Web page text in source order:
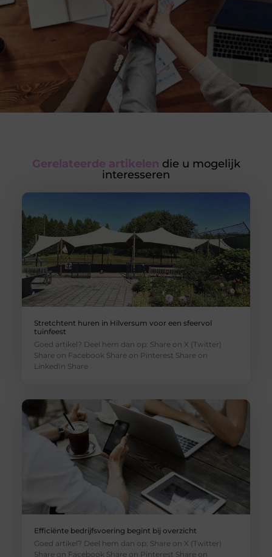
Gerelateerde artikelen die u mogelijk
interesseren
Stretchtent huren in Hilversum voor een sfeervol
tuinfeest
Goed artikel? Deel hem dan op: Share on X (Twitter)
Share on Facebook Share on Pinterest Share on
LinkedIn Share
Efficiënte bedrijfsvoering begint bij overzicht
Goed artikel? Deel hem dan op: Share on X (Twitter)
Share on Facebook Share on Pinterest Share on